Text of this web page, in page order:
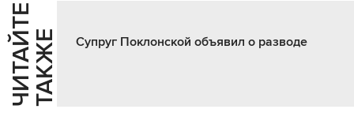
Ч
И
Т
АЙ
Т
Е
Т
А
К
ЖЕ Супруг Поклонской объявил о разводе